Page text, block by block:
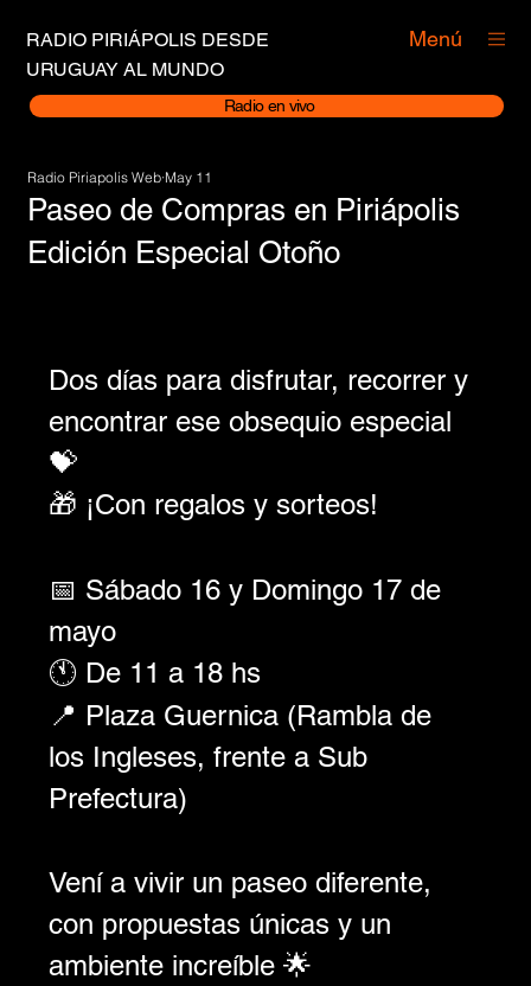
RADIO PIRIÁPOLIS DESDE
URUGUAY AL MUNDO
Radio en vivo
Menú
Paseo de Compras en Piriápolis
Edición Especial Otoño
Radio Piriapolis Web May 11
Dos días para disfrutar, recorrer y
encontrar ese obsequio especial
💝
🎁 ¡Con regalos y sorteos!
📅 Sábado 16 y Domingo 17 de
mayo
🕚 De 11 a 18 hs
📍 Plaza Guernica (Rambla de
los Ingleses, frente a Sub
Prefectura)
Vení a vivir un paseo diferente,
con propuestas únicas y un
ambiente increíble 🌟